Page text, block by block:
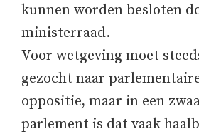
kunnen worden besloten
ministerraad.
Voor wetgeving moet
gezocht naar
oppositie, maar in een
parlement is dat vaak